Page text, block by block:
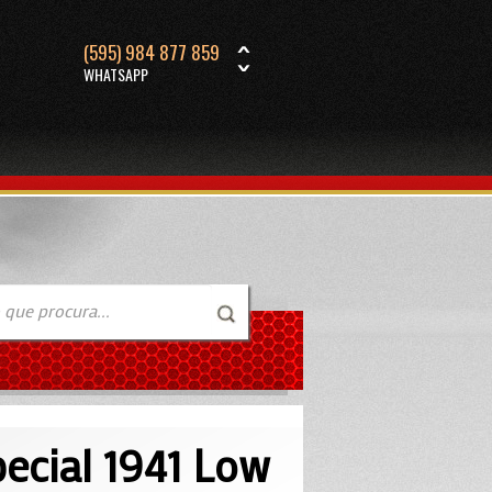
(595) 984 877 859
WHATSAPP
1941 Low